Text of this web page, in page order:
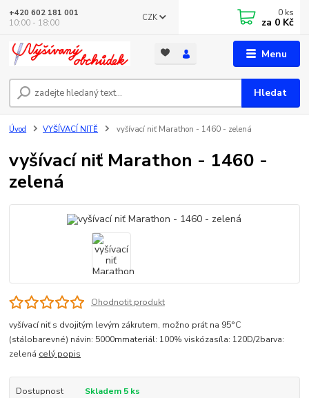
Menu
CZK
Hledat
+420 602 181 001
10:00 - 18:00
0 ks
za 0 Kč
Úvod VYŠÍVACÍ NITĚ vyšívací niť Marathon - 1460 - zelená
vyšívací niť Marathon - 1460 -
zelená
Ohodnotit produkt
vyšívací niť s dvojitým levým zákrutem, možno prát na 95°C
(stálobarevné) návin: 5000mmateriál: 100% viskózasíla: 120D/2barva:
zelená celý popis
Dostupnost Skladem 5 ks